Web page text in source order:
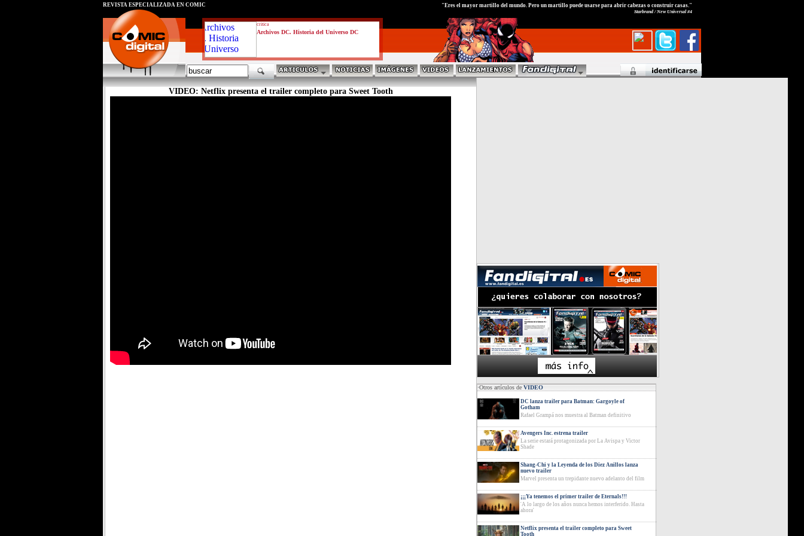
critica
Archivos DC. Historia del Universo DC
REVISTA ESPECIALIZADA EN CÓMIC "Eres el mayor martillo del mundo. Pero un martillo puede usarse para abrir cabezas o construir casas."
Starbrand / New Universal #4
VIDEO: Netflix presenta el trailer completo para Sweet Tooth
·Otros artículos deVIDEO
DC lanza trailer para Batman: Gargoyle of
Gotham
Rafael Grampá nos muestra al Batman definitivo
Avengers Inc. estrena trailer
La serie estará protagonizada por La Avispa y Victor
Shade
Shang-Chi y la Leyenda de los Diez Anillos lanza
nuevo trailer
Marvel presenta un trepidante nuevo adelanto del film
¡¡¡Ya tenemos el primer trailer de Eternals!!!
'A lo largo de los años nunca hemos interferido. Hasta
ahora'
Netflix presenta el trailer completo para Sweet
Tooth